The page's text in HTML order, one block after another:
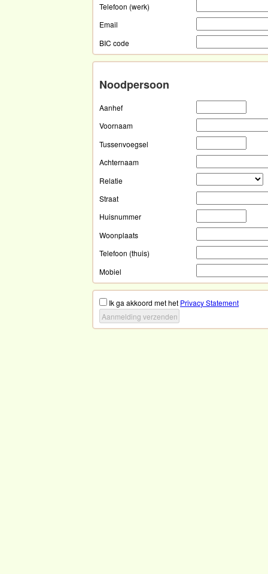
Telefoon (werk)
Email
BIC code
Noodpersoon
Aanhef
Voornaam
Tussenvoegsel
Achternaam
Relatie
Straat
Huisnummer
Woonplaats
Telefoon (thuis)
Mobiel
Ik ga akkoord met het Privacy Statement